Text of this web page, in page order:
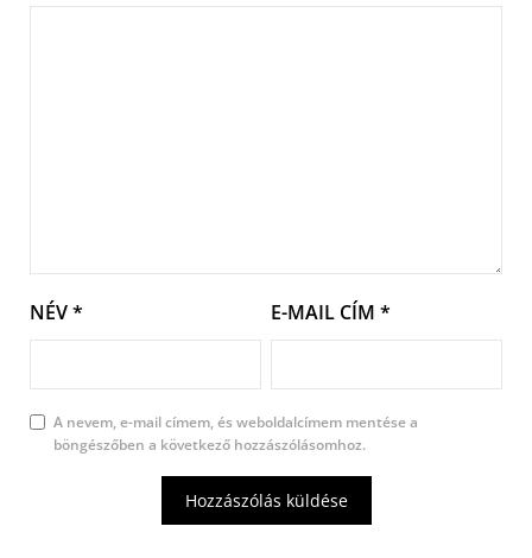
NÉV* E-MAIL CÍM *
A nevem, e-mail címem, és weboldalcímem mentése a
böngészőben a következő hozzászólásomhoz.